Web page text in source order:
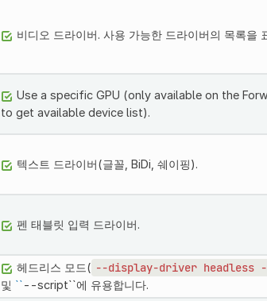
비디오 드라이버. 사용 가능한 드라이버의 목록을
Use a specific GPU (only available on the
to get available device list).
텍스트 드라이버(글꼴, BiDi, 쉐이핑).
펜 태블릿 입력 드라이버.
헤드리스 모드( --display-driver headless
및 ``--script``에 유용합니다.